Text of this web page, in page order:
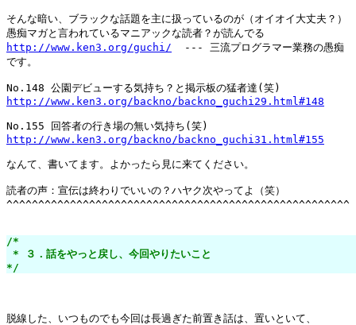
そんな暗い、ブラックな話題を主に扱っているのが（オイオイ大丈夫？）
http://www.ken3.org/guchi/
  --- 三流プログラマー業務の愚痴
です。
http://www.ken3.org/backno/backno_guchi29.html#148
http://www.ken3.org/backno/backno_guchi31.html#155
なんて、書いてます。よかったら見に来てください。
読者の声：宣伝は終わりでいいの？ハヤク次やってよ（笑）
^^^^^^^^^^^^^^^^^^^^^^^^^^^^^^^^^^^^^^^^^^^^^^^^^^^^^^
/*
* ３．話をやっと戻し、今回やりたいこと
*/
脱線した、いつものでも今回は長過ぎた前置き話は、置いといて、